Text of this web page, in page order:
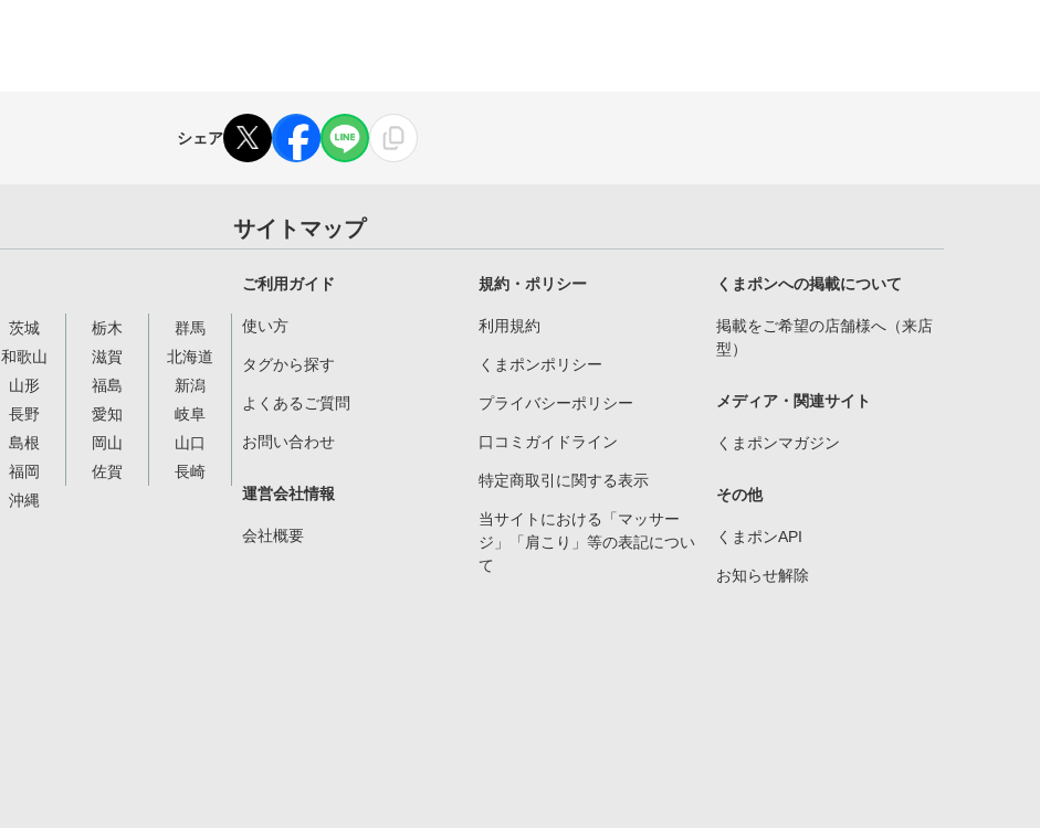
シェア
茨城 栃木
群馬
和歌山 滋賀
北海道
山形 福島
新潟
長野 愛知
岐阜
島根 岡山
山口
福岡 佐賀
長崎
沖縄
サイトマップ
ご利用ガイド
使い方
タグから探す
よくあるご質問
お問い合わせ
運営会社情報
会社概要
規約・ポリシー
利用規約
くまポンポリシー
プライバシーポリシー
口コミガイドライン
特定商取引に関する表示
当サイトにおける「マッサー
ジ」「肩こり」等の表記につい
て
くまポンへの掲載について
掲載をご希望の店舗様へ（来店
型）
メディア・関連サイト
くまポンマガジン
その他
くまポンAPI
お知らせ解除